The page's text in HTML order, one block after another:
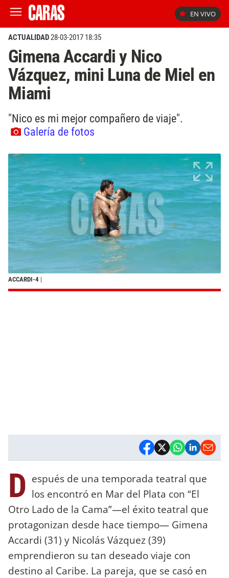
EN VIVO
ACTUALIDAD28-03-2017 18:35
Gimena Accardi y Nico
Vázquez, mini Luna de Miel en
Miami
"Nico es mi mejor compañero de viaje".
Galería de fotos
ACCARDI-4 |
D espués de una temporada teatral que
los encontró en Mar del Plata con “El
Otro Lado de la Cama”—el éxito teatral que
protagonizan desde hace tiempo— Gimena
Accardi (31) y Nicolás Vázquez (39)
emprendieron su tan deseado viaje con
destino al Caribe. La pareja, que se casó en